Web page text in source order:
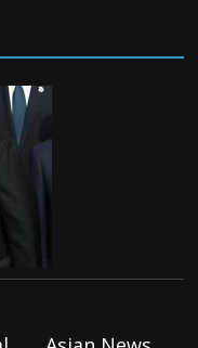
va chạm với
vẫn cứu thuyền viên
2026
thiệt mạng khi bom